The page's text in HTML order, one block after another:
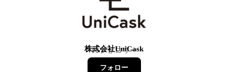
株式会社UniCask
10フォロワー
フォロー